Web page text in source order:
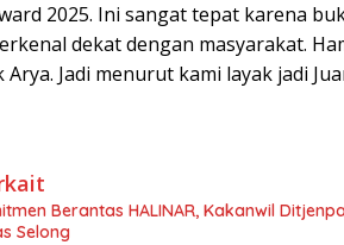
2025. Ini sangat tepat karena
dekat dengan masyarakat.
Arya. Jadi menurut kami layak jadi
Berantas HALINAR, Kakanwil
Selong